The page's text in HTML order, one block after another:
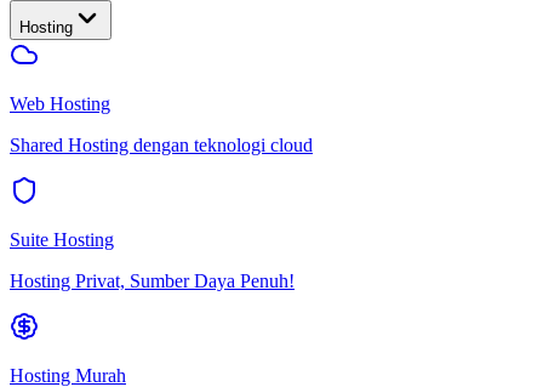
Hosting
Web Hosting
Shared Hosting dengan teknologi cloud
Suite Hosting
Hosting Privat, Sumber Daya Penuh!
Hosting Murah